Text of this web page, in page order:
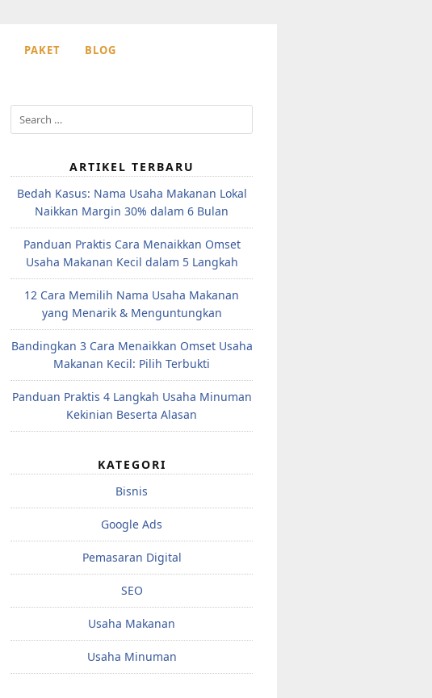
PAKET BLOG
Search
for:
ARTIKEL TERBARU
Bedah Kasus: Nama Usaha Makanan Lokal
Naikkan Margin 30% dalam 6 Bulan
Panduan Praktis Cara Menaikkan Omset
Usaha Makanan Kecil dalam 5 Langkah
12 Cara Memilih Nama Usaha Makanan
yang Menarik & Menguntungkan
Bandingkan 3 Cara Menaikkan Omset Usaha
Makanan Kecil: Pilih Terbukti
Panduan Praktis 4 Langkah Usaha Minuman
Kekinian Beserta Alasan
KATEGORI
Bisnis
Google Ads
Pemasaran Digital
SEO
Usaha Makanan
Usaha Minuman